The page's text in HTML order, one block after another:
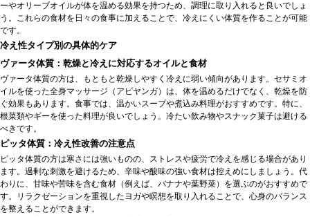
ーやオリーブオイルが体を温める効果を持つため、調理に取り入れると良いでしょ
う。これらの食材を日々の食事に加えることで、冷えにくい体質を作ることが可能
です。
冷え性タイプ別の具体的ケア
ヴァータ体質：乾燥と冷えに対応するオイルと食材
ヴァータ体質の方は、もともと乾燥しやすく冷えに弱い傾向があります。セサミオ
イルを使った全身マッサージ（アビヤンガ）は、体を温めるだけでなく、乾燥を防
ぐ効果もあります。食事では、温かいスープや煮込み料理がおすすめです。特に、
根菜類やギーを使った料理が良いでしょう。冷たい飲み物やスナック菓子は避ける
べきです。
ピッタ体質：冷え性改善の注意点
ピッタ体質の方は寒さには強いものの、ストレスや疲労で冷えを感じる場合があり
ます。過剰な刺激を避けるため、辛味や酸味の強い食材は控えめにしましょう。代
わりに、甘味や苦味を含む食材（例えば、バナナや葉野菜）を選ぶのがおすすめで
す。リラクゼーションを重視したヨガや瞑想を取り入れることで、心身のバランス
を整えることができます。